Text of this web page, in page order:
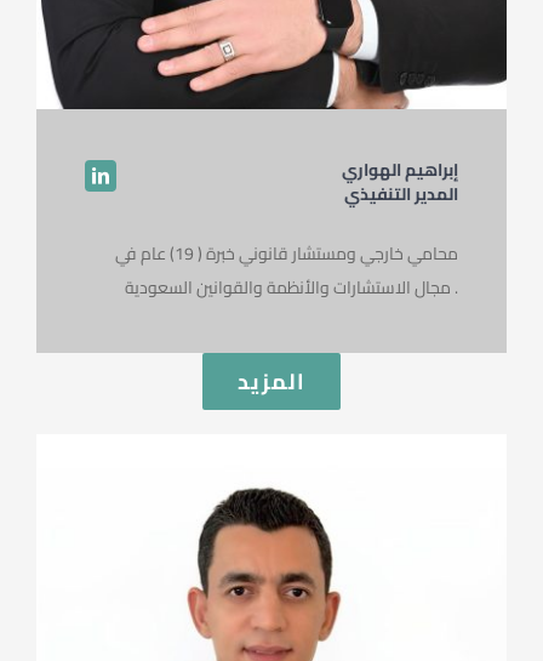
إبراهيم الهواري
المدير التنفيذي
محامي خارجي ومستشار قانوني خبرة ( 19) عام في
مجال الاستشارات والأنظمة والقوانين السعودية .
المزيد